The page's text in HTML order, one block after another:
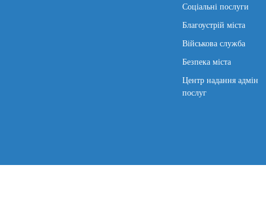
Соціальні послуги
Благоустрій міста
Військова служба
Безпека міста
Центр надання адмін
послуг